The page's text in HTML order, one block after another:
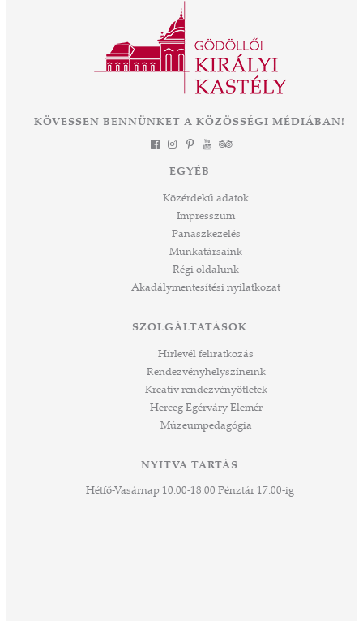
KÖVESSEN BENNÜNKET A KÖZÖSSÉGI MÉDIÁBAN!
EGYÉB
Közérdekű adatok
Impresszum
Panaszkezelés
Munkatársaink
Régi oldalunk
Akadálymentesítési nyilatkozat
SZOLGÁLTATÁSOK
Hírlevél feliratkozás
Rendezvényhelyszíneink
Kreatív rendezvényötletek
Herceg Egérváry Elemér
Múzeumpedagógia
NYITVA TARTÁS
Hétfő-Vasárnap 10:00-18:00 Pénztár 17:00-ig